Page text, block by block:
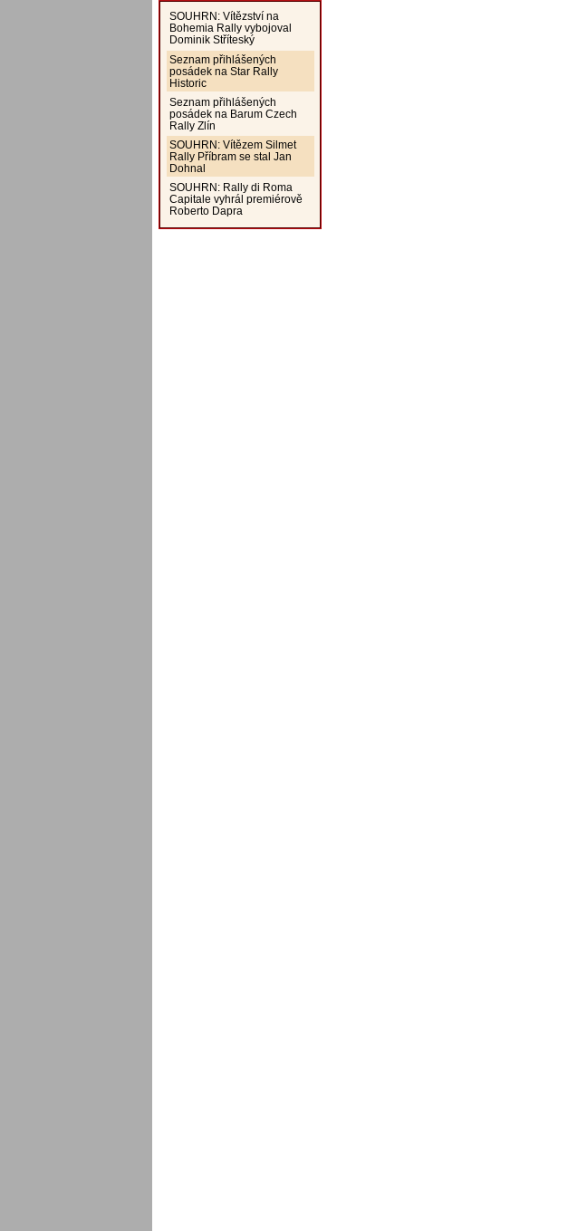
SOUHRN: Vítězství na
Bohemia Rally vybojoval
Dominik Stříteský
Seznam přihlášených
posádek na Star Rally
Historic
Seznam přihlášených
posádek na Barum Czech
Rally Zlín
SOUHRN: Vítězem Silmet
Rally Příbram se stal Jan
Dohnal
SOUHRN: Rally di Roma
Capitale vyhrál premiérově
Roberto Dapra